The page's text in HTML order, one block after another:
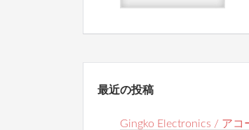
最近の投稿
Gingko Electronics / アコ